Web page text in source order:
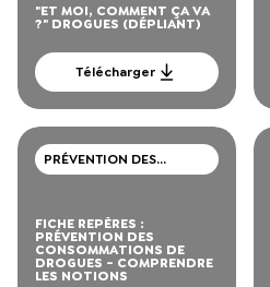
"ET MOI, COMMENT ÇA VA
?" DROGUES (DÉPLIANT)
Télécharger
PRÉVENTION DES
CONSOMMATIONS DE
FICHE REPÈRES :
PRÉVENTION DES
CONSOMMATIONS DE
DROGUES - COMPRENDRE
LES NOTIONS